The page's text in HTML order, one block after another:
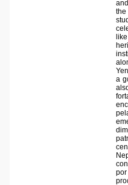
the
a